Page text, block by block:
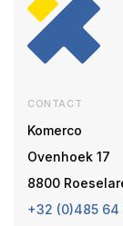
CONTACT
Komerco
Ovenhoek 17
8800
+32 (0)485 64